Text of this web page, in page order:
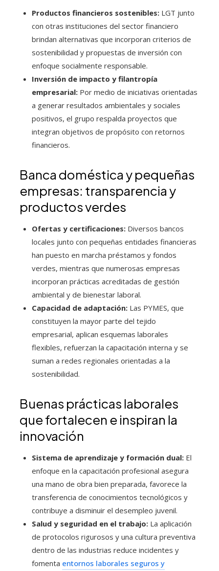
Productos financieros sostenibles: LGT junto
con otras instituciones del sector financiero
brindan alternativas que incorporan criterios de
sostenibilidad y propuestas de inversión con
enfoque socialmente responsable.
Inversión de impacto y filantropía
empresarial: Por medio de iniciativas orientadas
a generar resultados ambientales y sociales
positivos, el grupo respalda proyectos que
integran objetivos de propósito con retornos
financieros.
Banca doméstica y pequeñas
empresas: transparencia y
productos verdes
Ofertas y certificaciones: Diversos bancos
locales junto con pequeñas entidades financieras
han puesto en marcha préstamos y fondos
verdes, mientras que numerosas empresas
incorporan prácticas acreditadas de gestión
ambiental y de bienestar laboral.
Capacidad de adaptación: Las PYMES, que
constituyen la mayor parte del tejido
empresarial, aplican esquemas laborales
flexibles, refuerzan la capacitación interna y se
suman a redes regionales orientadas a la
sostenibilidad.
Buenas prácticas laborales
que fortalecen e inspiran la
innovación
Sistema de aprendizaje y formación dual: El
enfoque en la capacitación profesional asegura
una mano de obra bien preparada, favorece la
transferencia de conocimientos tecnológicos y
contribuye a disminuir el desempleo juvenil.
Salud y seguridad en el trabajo: La aplicación
de protocolos rigurosos y una cultura preventiva
dentro de las industrias reduce incidentes y
fomenta entornos laborales seguros y